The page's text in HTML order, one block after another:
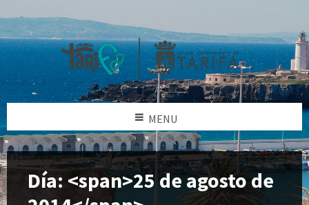
MENU
Día: <span>25 de agosto de